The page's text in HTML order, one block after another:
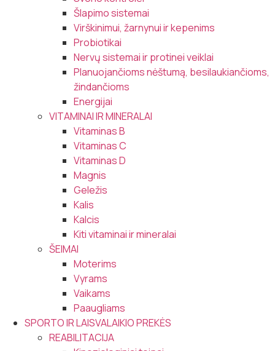
Šlapimo sistemai
Virškinimui, žarnynui ir kepenims
Probiotikai
Nervų sistemai ir protinei veiklai
Planuojančioms nėštumą, besilaukiančioms,
žindančioms
Energijai
VITAMINAI IR MINERALAI
Vitaminas B
Vitaminas C
Vitaminas D
Magnis
Geležis
Kalis
Kalcis
Kiti vitaminai ir mineralai
ŠEIMAI
Moterims
Vyrams
Vaikams
Paaugliams
SPORTO IR LAISVALAIKIO PREKĖS
REABILITACIJA